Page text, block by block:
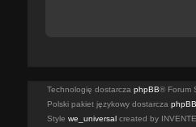
Technologię dostarcza phpBB® Forum
Polski pakiet językowy dostarcza
Style we_universalcreated by